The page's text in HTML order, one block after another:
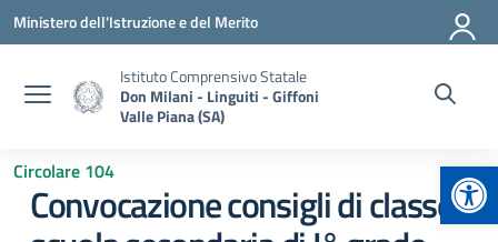
Vai ai contenuti
Vai al menu di navigazione
Vai al footer
Ministero dell'Istruzione e del Merito
Istituto Comprensivo Statale
Don Milani - Linguiti - Giffoni
Valle Piana (SA)
Circolare 104
Convocazione consigli di classe